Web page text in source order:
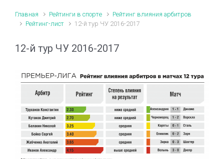
Главная Рейтинги в спорте
Рейтинг влияния арбитров
Рейтинг-лист
12-й тур ЧУ 2016-2017
12-й тур ЧУ 2016-2017